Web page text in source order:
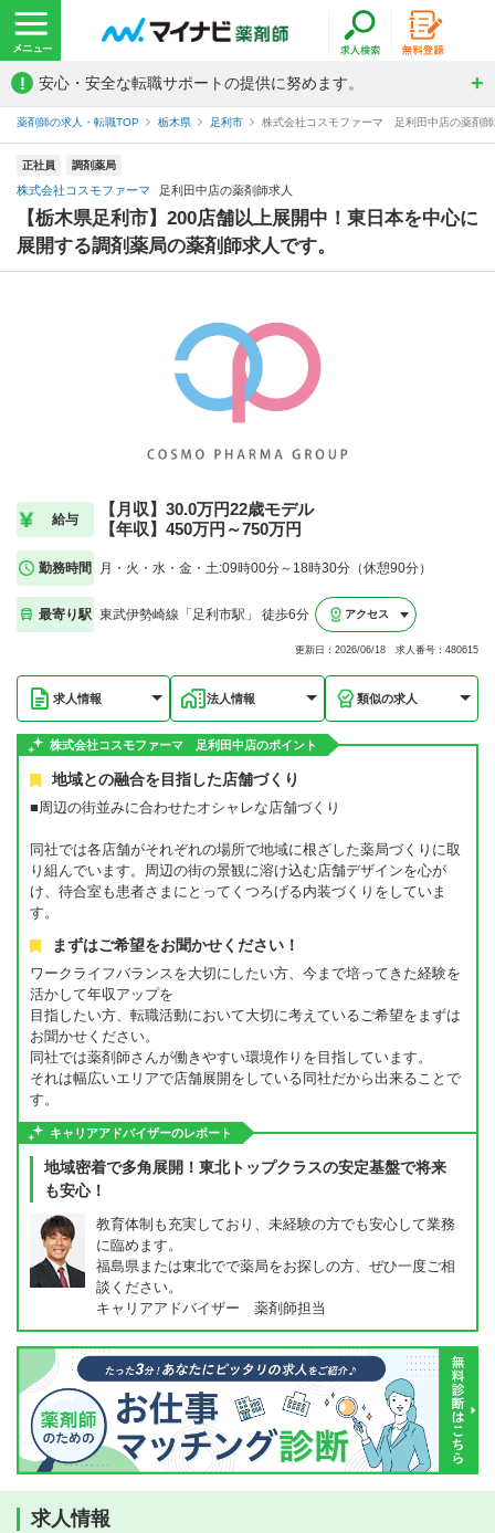
! 安心・安全な転職サポートの提供に努めます。
薬剤師の求人・転職TOP 栃木県 足利市 株式会社コスモファーマ 足利田中店の薬剤
正社員 調剤薬局
株式会社コスモファーマ 足利田中店の薬剤師求人
【栃木県足利市】200店舗以上展開中！東日本を中心に
展開する調剤薬局の薬剤師求人です。
給与
【月収】30.0万円22歳モデル
【年収】450万円～750万円
勤務時間 月・火・水・金・土:09時00分～18時30分（休憩90分）
最寄り駅 東武伊勢崎線「足利市駅」 徒歩6分 アクセス
更新日：2026/06/18 求人番号：480615
求人情報 法人情報 類似の求人
株式会社コスモファーマ 足利田中店のポイント
地域との融合を目指した店舗づくり
■周辺の街並みに合わせたオシャレな店舗づくり
同社では各店舗がそれぞれの場所で地域に根ざした薬局づくりに取
り組んでいます。周辺の街の景観に溶け込む店舗デザインを心が
け、待合室も患者さまにとってくつろげる内装づくりをしていま
す。
まずはご希望をお聞かせください！
ワークライフバランスを大切にしたい方、今まで培ってきた経験を
活かして年収アップを
目指したい方、転職活動において大切に考えているご希望をまずは
お聞かせください。
同社では薬剤師さんが働きやすい環境作りを目指しています。
それは幅広いエリアで店舗展開をしている同社だから出来ることで
す。
キャリアアドバイザーのレポート
地域密着で多角展開！東北トップクラスの安定基盤で将来
も安心！
教育体制も充実しており、未経験の方でも安心して業務
に臨めます。
福島県または東北でで薬局をお探しの方、ぜひ一度ご相
談ください。
キャリアアドバイザー 薬剤師担当
求人情報